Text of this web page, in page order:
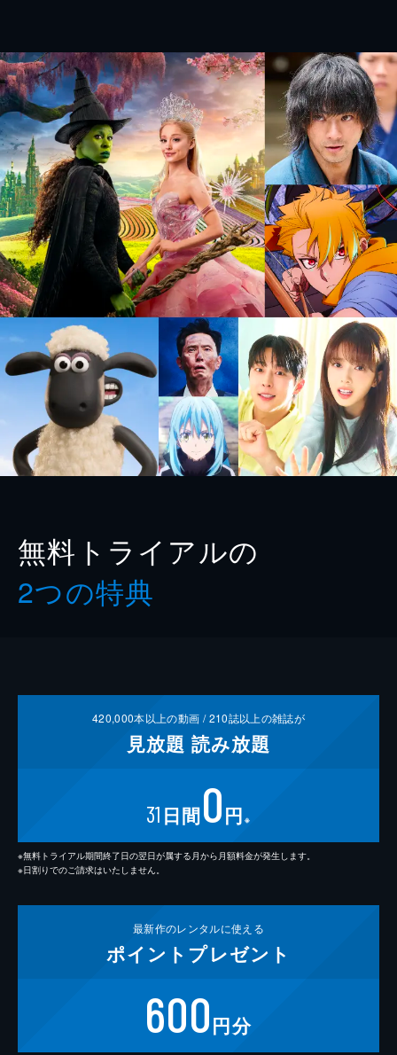
無料トライアルの
2つの特典
420,000本以上の動画 /210誌以上の雑誌が
見放題 読み放題
31 日間0円 ※
※無料トライアル期間終了日の翌日が属する月から月額料金が発生します。
※日割りでのご請求はいたしません。
最新作のレンタルに使える
ポイント プレゼント
600円分